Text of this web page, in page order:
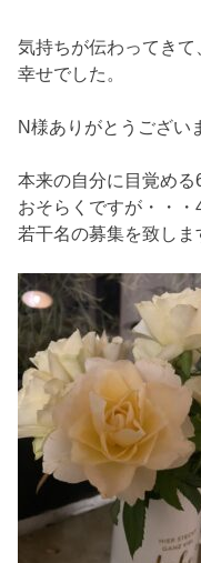
気持ちが伝わってきて
幸せでした。
N様ありがとうござい
本来の自分に目覚め
おそらくですが・・・
若干名の募集を致しま